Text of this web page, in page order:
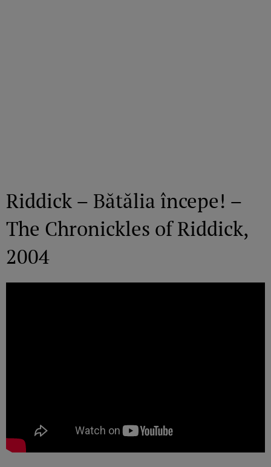
Riddick – Bătălia începe! –
The Chronickles of Riddick,
2004